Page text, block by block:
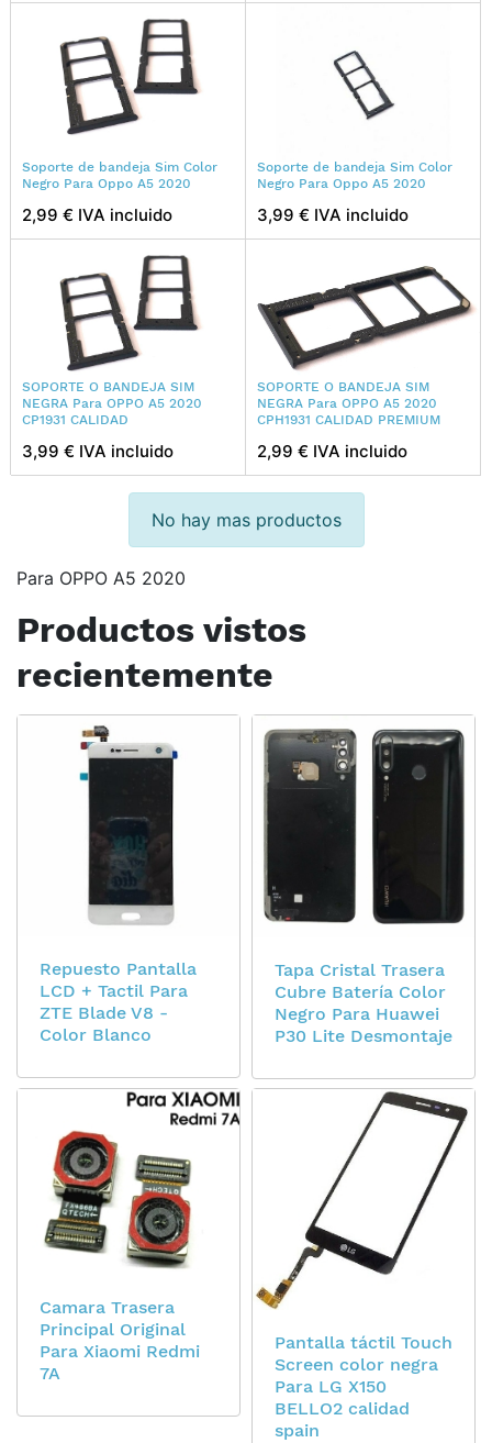
Soporte de bandeja Sim Color
Negro Para Oppo A5 2020
2,99 € IVA incluido
Soporte de bandeja Sim Color
Negro Para Oppo A5 2020
3,99 € IVA incluido
SOPORTE O BANDEJA SIM
NEGRA Para OPPO A5 2020
CP1931 CALIDAD
3,99 € IVA incluido
SOPORTE O BANDEJA SIM
NEGRA Para OPPO A5 2020
CPH1931 CALIDAD PREMIUM
2,99 € IVA incluido
No hay mas productos
Para OPPO A5 2020
Productos vistos
recientemente
Repuesto Pantalla
LCD + Tactil Para
ZTE Blade V8 -
Color Blanco
Tapa Cristal Trasera
Cubre Batería Color
Negro Para Huawei
P30 Lite Desmontaje
Camara Trasera
Principal Original
Para Xiaomi Redmi
7A
Pantalla táctil Touch
Screen color negra
Para LG X150
BELLO2 calidad
spain